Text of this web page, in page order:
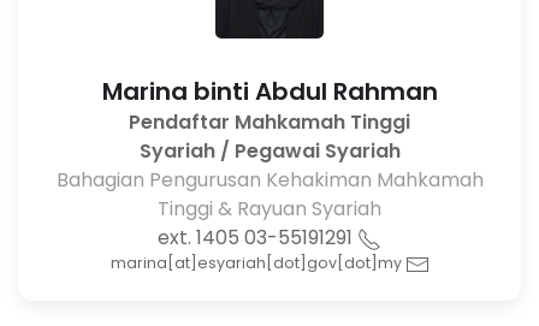
Marina binti Abdul Rahman
Pendaftar Mahkamah Tinggi
Syariah / Pegawai Syariah
Bahagian Pengurusan Kehakiman Mahkamah
Tinggi & Rayuan Syariah
marina[at]esyariah[dot]gov[dot]my